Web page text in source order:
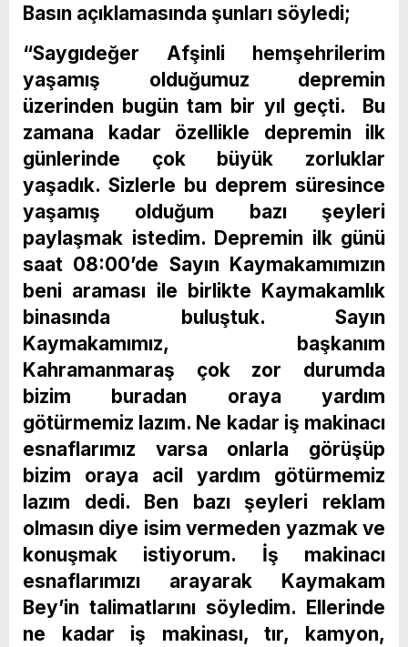
Basın açıklamasında şunları söyledi;
“Saygıdeğer Afşinli hemşehrilerim
yaşamış olduğumuz depremin
üzerinden bugün tam bir yıl geçti. Bu
zamana kadar özellikle depremin ilk
günlerinde çok büyük zorluklar
yaşadık. Sizlerle bu deprem süresince
yaşamış olduğum bazı şeyleri
paylaşmak istedim. Depremin ilk günü
saat 08:00’de Sayın Kaymakamımızın
beni araması ile birlikte Kaymakamlık
binasında buluştuk. Sayın
Kaymakamımız, başkanım
Kahramanmaraş çok zor durumda
bizim buradan oraya yardım
götürmemiz lazım. Ne kadar iş makinacı
esnaflarımız varsa onlarla görüşüp
bizim oraya acil yardım götürmemiz
lazım dedi. Ben bazı şeyleri reklam
olmasın diye isim vermeden yazmak ve
konuşmak istiyorum. İş makinacı
esnaflarımızı arayarak Kaymakam
Bey’in talimatlarını söyledim. Ellerinde
ne kadar iş makinası, tır, kamyon,